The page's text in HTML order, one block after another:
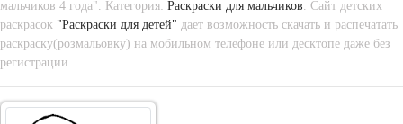
мальчиков 4 года". Категория: Раскраски для мальчиков. Сайт детских
раскрасок "Раскраски для детей" дает возможность скачать и распечатать
раскраску(розмальовку) на мобильном телефоне или десктопе даже без
регистрации.